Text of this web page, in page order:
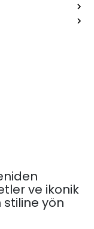
ve ikonik
yön